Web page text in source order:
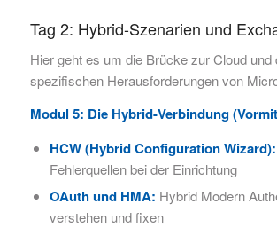
Tag 2: Hybrid-Szenarien und
Hier geht es um die Brücke zur Cloud und
spezifischen Herausforderungen von
Modul 5: Die Hybrid-Verbindung
HCW (Hybrid Configuration Wizard):
Fehlerquellen bei der Einrichtung
OAuth und HMA: Hybrid Modern
verstehen und fixen